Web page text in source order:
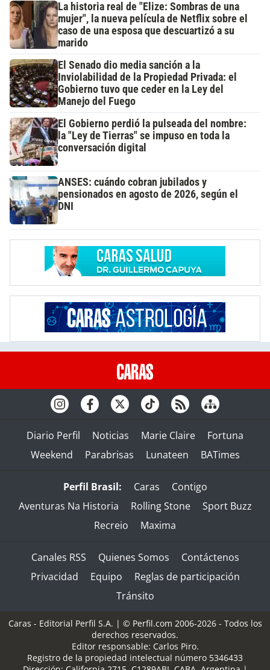
La historia real de "Elize: Sombras de una
mujer", la nueva película de Netflix sobre el
caso de una esposa que descuartizó a su
marido
El Senado dio media sanción a la
Inviolabilidad de la Propiedad Privada: el
Gobierno tuvo que ceder en la Ley del
Manejo del Fuego
El Gobierno perdió la pulseada del nombre:
la "Ley de Tierras" se impuso en toda la
conversación digital
ANSES: cuándo cobran jubilados y
pensionados en agosto de 2026, según el
DNI
Diario Perfil Noticias Marie Claire
Fortuna
Weekend
Parabrisas Lunateen BATimes
Perfil Brasil: Caras
Contigo
Aventuras Na Historia
Rolling Stone
Sport Buzz
Recreio
Maxima
Canales RSS Quienes Somos
Contáctenos
Privacidad
Equipo
Reglas de participación
Tránsito
Caras - Editorial Perfil S.A. | © Perfil.com 2006-2026 - Todos los
derechos reservados.
Editor responsable: Carlos Piro.
Registro de la propiedad intelectual número 5346433